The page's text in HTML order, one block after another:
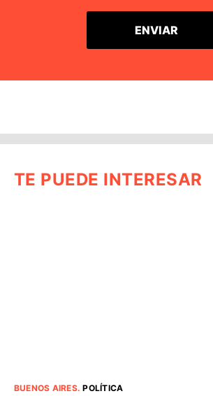
TE PUEDE INTERESAR
BUENOS AIRES.POLÍTICA